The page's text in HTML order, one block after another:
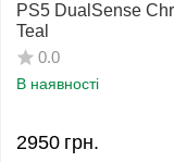
PS5 DualSense Chroma
Teal
0.0
В наявності
2950 грн.